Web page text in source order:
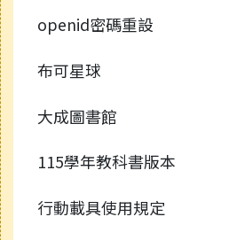
openid密碼重設
布可星球
大成圖書館
115學年教科書版本
行動載具使用規定